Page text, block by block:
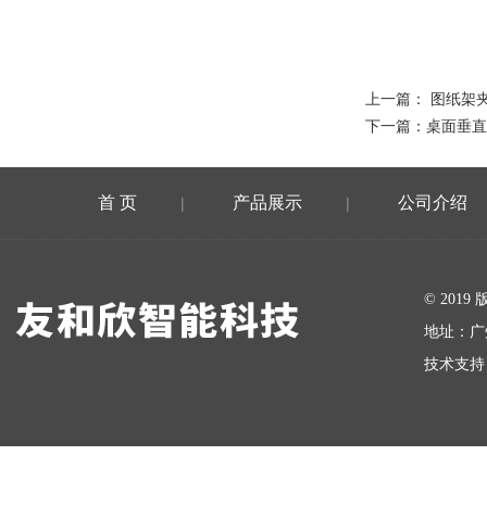
上一篇：
图纸架
下一篇： 桌面垂
首 页 | 产品展示 | 公司介绍
© 2019
地址：
技术支